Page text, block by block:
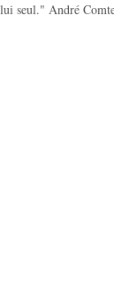
seul." André